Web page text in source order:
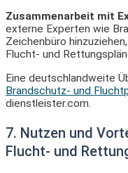
Zusammenarbeit mit
externe Experten wie
Zeichenbüro
Flucht- und
Eine deutschlandweite
Brandschutz- und
dienstleister.com.
7. Nutzen und
Flucht- und